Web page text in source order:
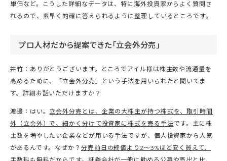
単価など。こうした詳細なデータは、特に海外投資家からよく質問さ
れるので、素早く的確に答えられるように整理しているところです。
プロ人材だから提案できた「立会外分売」
井竹：ありがとうございます。ところでアイル様は株主数や流通量を
高めるために、「立会外分売」という手法を用いられたと聞いてま
す。詳細お話いただけますか？
渡邊：はい。 立会外分売とは、企業の大株主が持つ株式を、取引時間
外（立会外）で、細かく分けて投資家に株式を売る手法です。主に株
主数を増やしたい企業などが用いる手法ですが、個人投資家から人気
があるんです。なぜか？ 分売前日の終値より2～3%ほど安く買えて、